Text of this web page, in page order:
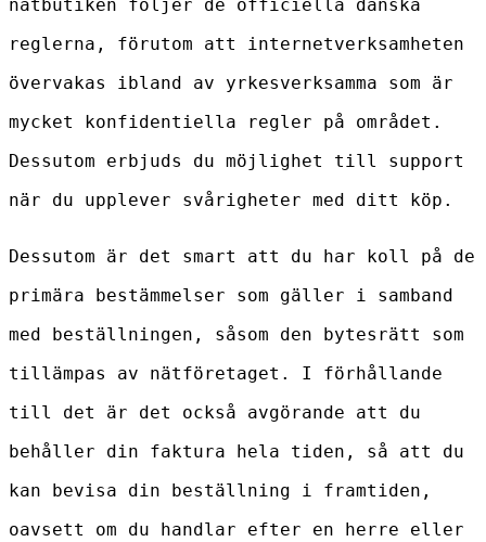
nätbutiken följer de officiella danska
reglerna, förutom att internetverksamheten
övervakas ibland av yrkesverksamma som är
mycket konfidentiella regler på området.
Dessutom erbjuds du möjlighet till support
när du upplever svårigheter med ditt köp.
Dessutom är det smart att du har koll på de
primära bestämmelser som gäller i samband
med beställningen, såsom den bytesrätt som
tillämpas av nätföretaget. I förhållande
till det är det också avgörande att du
behåller din faktura hela tiden, så att du
kan bevisa din beställning i framtiden,
oavsett om du handlar efter en herre eller